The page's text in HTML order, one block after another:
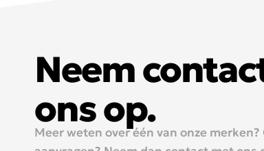
Neem
ons op.
Meer weten over één van onze